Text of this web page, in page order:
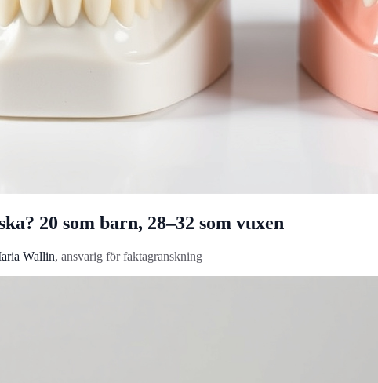
20 som barn, 28–32 som vuxen
Wallin, ansvarig för faktagranskning